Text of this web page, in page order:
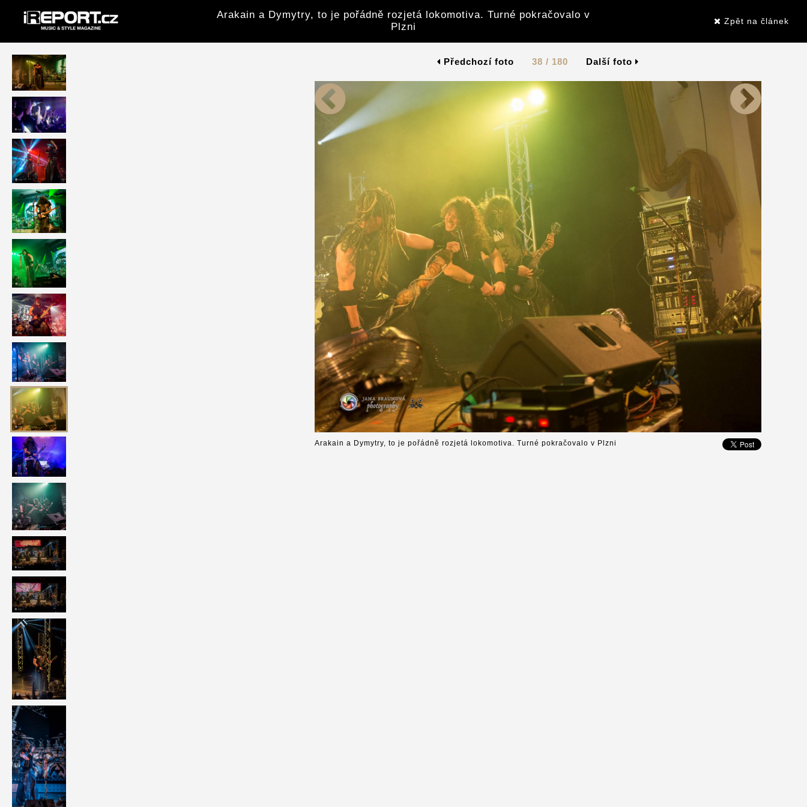
Arakain a Dymytry, to je pořádně rozjetá lokomotiva. Turné pokračovalo v
Plzni
Zpět na článek
Předchozí foto 38 / 180 Další foto
Arakain a Dymytry, to je pořádně rozjetá lokomotiva. Turné pokračovalo v Plzni